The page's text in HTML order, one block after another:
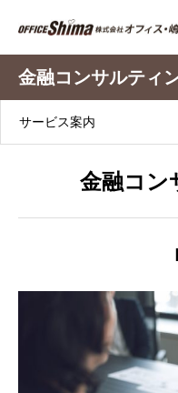
金融コンサルティ
サービス案内
金融コン